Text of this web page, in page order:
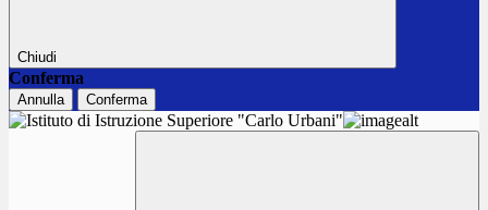
Chiudi
Conferma
Annulla Conferma